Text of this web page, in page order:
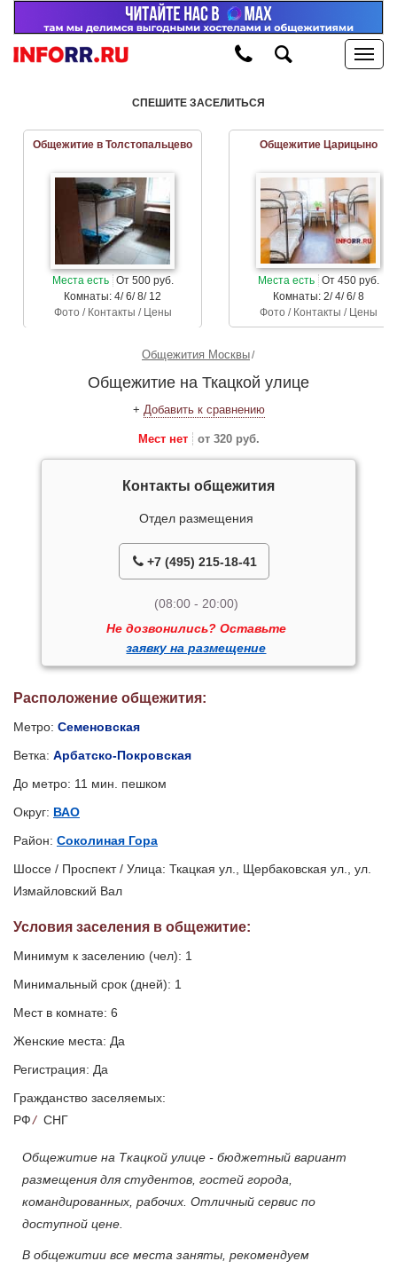
СПЕШИТЕ ЗАСЕЛИТЬСЯ
Общежитие в Толстопальцево
Места есть От 500 руб.
Комнаты: 4/ 6/ 8/ 12
Фото / Контакты / Цены
Общежитие Царицыно
Места есть От 450 руб.
Комнаты: 2/ 4/ 6/ 8
Фото / Контакты / Цены
Общежития Москвы
Общежитие на Ткацкой улице
+ Добавить к сравнению
Мест нет от 320 руб.
Контакты общежития
Отдел размещения
+7 (495) 215-18-41
(08:00 - 20:00)
Не дозвонились? Оставьте
заявку на размещение
Расположение общежития:
Метро: Семеновская
Ветка: Арбатско-Покровская
До метро: 11 мин. пешком
Округ: ВАО
Район: Соколиная Гора
Шоссе / Проспект / Улица: Ткацкая ул., Щербаковская ул., ул.
Измайловский Вал
Условия заселения в общежитие:
Минимум к заселению (чел): 1
Минимальный срок (дней): 1
Мест в комнате: 6
Женские места: Да
Регистрация: Да
Гражданство заселяемых:
РФ/ СНГ
Общежитие на Ткацкой улице - бюджетный вариант
размещения для студентов, гостей города,
командированных, рабочих. Отличный сервис по
доступной цене.
В общежитии все места заняты, рекомендуем